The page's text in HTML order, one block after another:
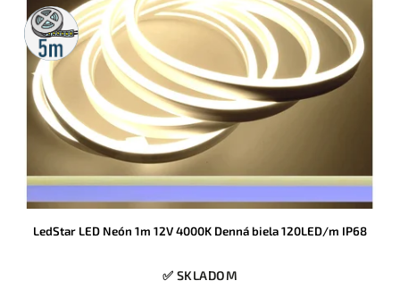
5m
rolka
LedStar LED Neón 1m 12V 4000K Denná biela 120LED/m IP68
✅ SKLADOM